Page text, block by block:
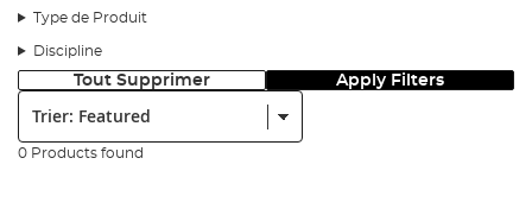
Type de Produit
Discipline
Tout Supprimer Apply Filters
0 Products found